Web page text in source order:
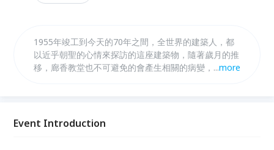
1955年竣工到今天的70年之間，全世界的建築人，都
以近乎朝聖的心情來探訪的這座建築物，隨著歲月的推
移，廊香教堂也不可避免的會產生相關的病變，需要專
實際操作方法，運用在這座現代主義的重要作品之上。
...more
Event Introduction